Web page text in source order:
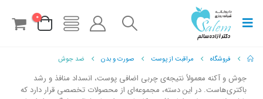
0
فروشگاه مراقبت از پوست صورت و بدن ضد جوش
جوش و آکنه معمولاً نتیجه‌ی چربی اضافی پوست، انسداد منافذ و رشد
باکتری‌هاست. در این دسته، مجموعه‌ای از محصولات تخصصی قرار دارد که